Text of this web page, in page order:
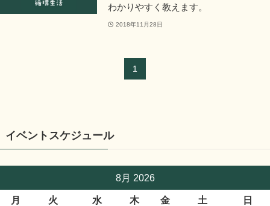
わかりやすく教えます。
2018年11月28日
1
イベントスケジュール
8月 2026
月 火 水 木 金 土
日